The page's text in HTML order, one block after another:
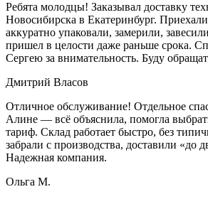
Ребята молодцы! Заказывал доставку
Новосибирска в Екатеринбург.
аккуратно упаковали, замерили,
пришел в целости даже раньше срока.
Сергею за внимательность. Буду
Дмитрий Власов
Отличное обслуживание! Отдельное
Алине — всё объяснила, помогла
тариф. Склад работает быстро, без
забрали с производства, доставили «до
Надежная компания.
Ольга М.